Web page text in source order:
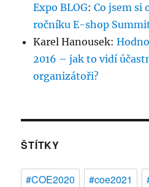
Expo BLOG:Co jsem si
ročníku E-shop
Karel Hanousek:
2016 – jak to vidí
organizátoři?
ŠTÍTKY
#COE2020 #coe2021